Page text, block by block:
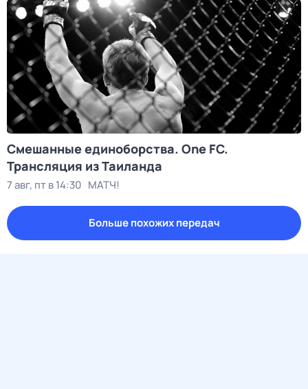
Смешанные единоборства. One FC.
Трансляция из Таиланда
7 авг, пт в 14:30 МАТЧ!
Больше похожих передач